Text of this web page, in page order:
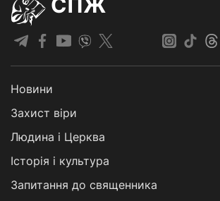
СПЖ
Новини
Захист віри
Людина і Церква
Історія і культура
Запитання до священника